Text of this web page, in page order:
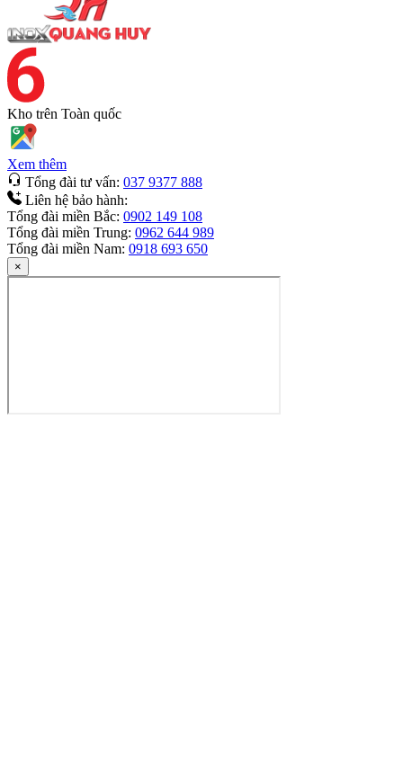
Kho trên Toàn quốc
Xem thêm
Tổng đài tư vấn: 037 9377 888
Liên hệ bảo hành:
Tổng đài miền Bắc: 0902 149 108
Tổng đài miền Trung: 0962 644 989
Tổng đài miền Nam: 0918 693 650
×